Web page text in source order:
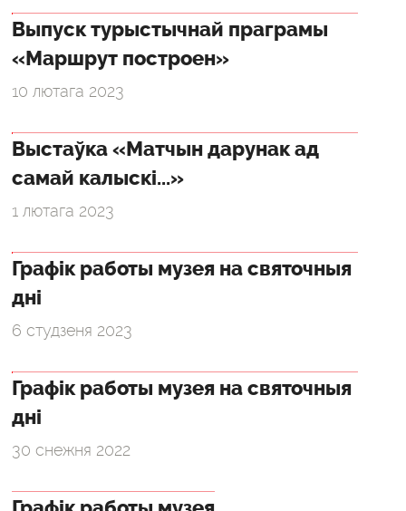
Выпуск турыстычнай праграмы
«Маршрут построен»
10 лютага 2023
Выстаўка «Матчын дарунак ад
самай калыскі...»
1 лютага 2023
Графік работы музея на святочныя
дні
6 студзеня 2023
Графік работы музея на святочныя
дні
30 снежня 2022